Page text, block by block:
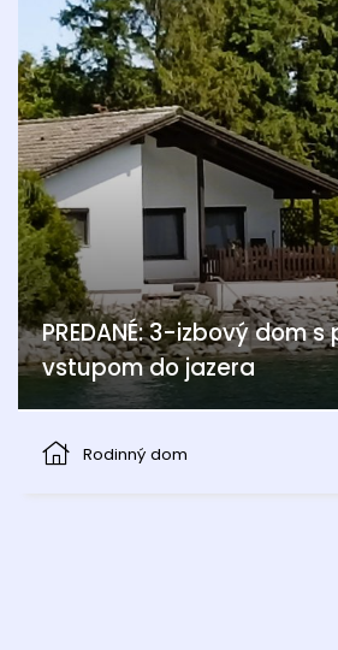
PREDANÉ: 3-izbový dom
vstupom do jazera
Rodinný dom